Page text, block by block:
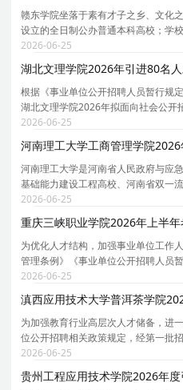
赣东学院坐落于素有才子之乡、文化
设立的全日制公办普通本科高校；学
方米，校园生态优美、人文底蕴深厚
学场地、现代化科研实验室与智能化
2026-06-25
湖北文理学院2026年引进80名
根据《事业单位公开招聘人员暂行规
湖北文理学院2026年拟面向社会公开
告如下。 一、单位简介 湖北文理学院
于全国历史文化名城、湖北省省域副
2026-06-25
河南理工大学工商管理学院
河南理工大学是河南省人民政府与应
基础能力建设工程高校、河南省双一
学建设高校，荣获全国文明校园。拥
博士专业学位授权类别、29个一级学
2026-06-25
为优化人才结构，加强事业单位工作
管理条例》《事业单位公开招聘人员
备案， 重庆三峡职业学院决定面向社
现将有关事宜公告如下： 一 、 招聘
2026-06-25
为加强教育行业高层次人才储备，进
位公开招聘相关政策规定，经第一批
进行滇西应用技术大学普洱茶学院
有关事项公告如下： 一、学校简介 滇
2026-06-25
贵州工程应用技术学院2026年